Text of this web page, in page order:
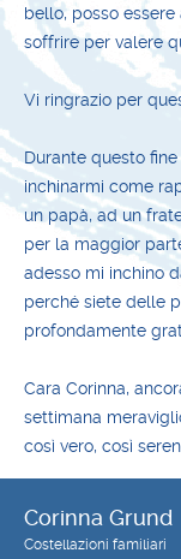
bello, posso
soffrire per valere
Vi ringrazio per
Durante questo
inchinarmi come
un papà, ad un
per la maggior
adesso mi inchino
perché siete delle
profondamente
Cara Corinna,
settimana
così vero, così
Corinna Grund
Costellazioni familiari